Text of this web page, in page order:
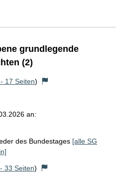
grundlegende
(2)
17 Seiten)
an:
des Bundestages [alle SG
33 Seiten)